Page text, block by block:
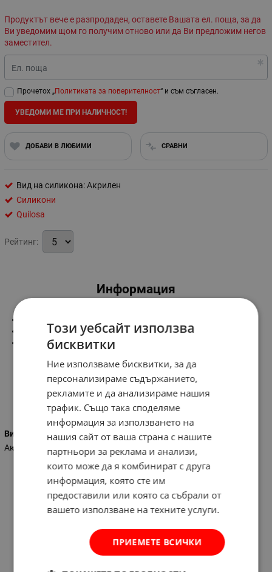
Продуктът вече е разпродаден, оставете Вашата ел. поща, за да
Ви уведомим щом го получим отново или да Ви предложим негов
заместител.
Ел. поща
Прочетох „Политиката за поверителност“ и съм съгласен.
УВЕДОМИ МЕ ПРИ НАЛИЧНОСТ!
ДОБАВИ В ЛЮБИМИ СРАВНИ
Вид на силикона: Акрилен
Силикони
Quilosa
Рейтинг:
Информация
-цвят:бял
-акрилен пълнител за обща употреба при статични фуги в
Характеристики
Вид на силикона
Акрилен
Този уебсайт използва
бисквитки
Ние използваме бисквитки, за да
персонализираме съдържанието,
рекламите и да анализираме нашия
трафик. Също така споделяме
информация за използването на
нашия сайт от ваша страна с нашите
партньори за реклама и анализи,
които може да я комбинират с друга
информация, която сте им
предоставили или която са събрали от
вашето използване на техните услуги.
ПРИЕМЕТЕ ВСИЧКИ